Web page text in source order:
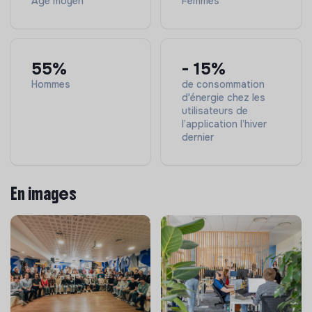
55%
Hommes
- 15%
de consommation
d'énergie chez les
utilisateurs de
l’application l’hiver
dernier
En images